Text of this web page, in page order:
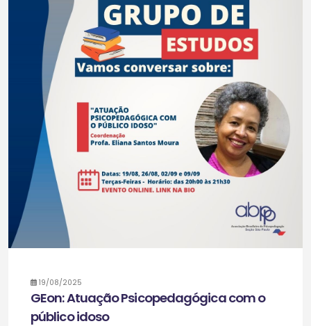
19/08/2025
GEon: Atuação Psicopedagógica com o
público idoso